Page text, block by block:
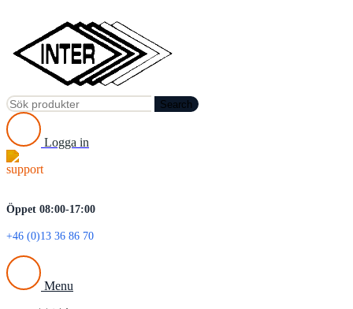
Search
Logga in
Öppet 08:00-17:00
+46 (0)13 36 86 70
Menu